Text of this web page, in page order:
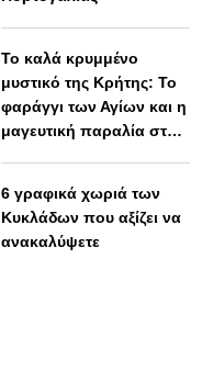
Το καλά κρυμμένο
μυστικό της Κρήτης: Το
φαράγγι των Αγίων και η
μαγευτική παραλία στο
6 γραφικά χωριά των
Κυκλάδων που αξίζει να
ανακαλύψετε